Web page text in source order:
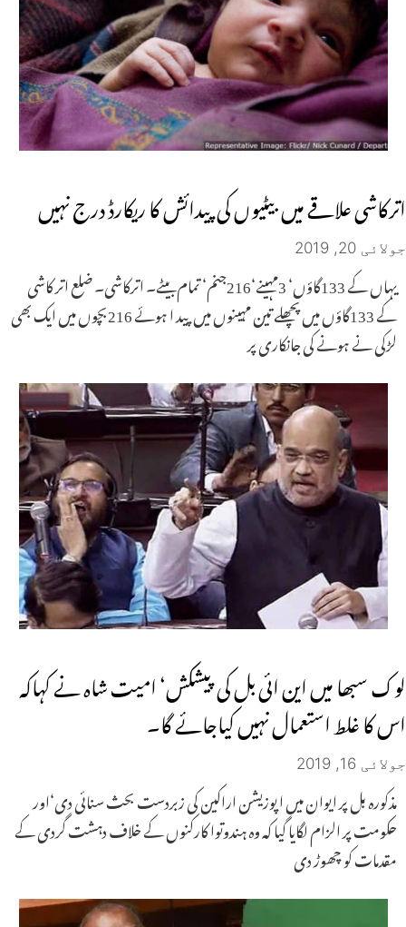
اترکاشی علاقے میں بیٹیوں کی پیدائش کا ریکارڈ درج نہیں
جولائی 20, 2019
یہاں کے 133گاؤں‘ 3مہینے‘216جنم‘ تمام بیٹے۔ اترکاشی۔ ضلع اتر کاشی
کے 133گاؤں میں پچھلے تین مہینوں میں پید ا ہوئے 216بچوں میں ایک بھی
لڑکی نے ہونے کی جانکاری پر
لوک سبھا میں این ائی بل کی پیشکش‘ امیت شاہ نے کہاکہ
اس کا غلط استعمال نہیں کیاجائے گا۔
جولائی 16, 2019
مذکورہ بل پر ایوان میں اپوزیشن اراکین کی زبردست بحث سنائی دی‘اور
حکومت پر الزام لگایا گیا کہ وہ ہندوتوا کارکنوں کے خلاف دہشت گردی کے
مقدمات کو چھوڑ دی